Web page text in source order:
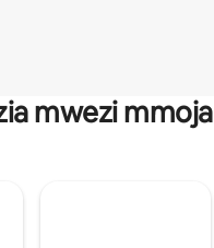
mwezi mmoja